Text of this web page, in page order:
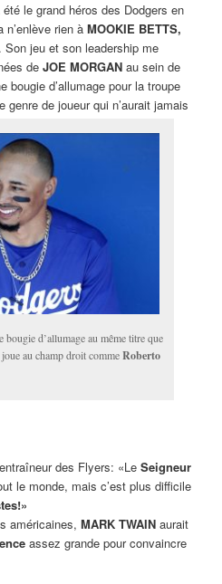
le grand héros des Dodgers en
rien à MOOKIE BETTS,
jeu et son leadership me
de JOE MORGANau sein de
bougie d’allumage pour la troupe
genre de joueur qui n’aurait jamais
bougie d’allumage au même titre que
au champ droit commeRoberto
entraîneur des Flyers: «Le Seigneur
le monde, mais c’est plus difficile
américaines, MARK TWAINaurait
assez grande pour convaincre